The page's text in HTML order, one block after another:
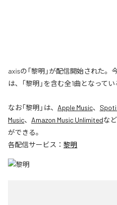
axisの「黎明」が配信開始された
は、「黎明」を含む全1曲となってい
なお「黎明 」は、 Apple Music、
Music、 Amazon Music Unlimitedな
ができる。
各配信サービス： 黎明